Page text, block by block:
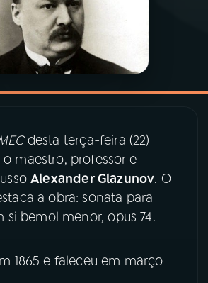
MEC
desta terça-feira (22)
maestro, professor e
Alexander Glazunov. O
a obra: sonata para
si bemol menor, opus 74.
1865 e faleceu em março